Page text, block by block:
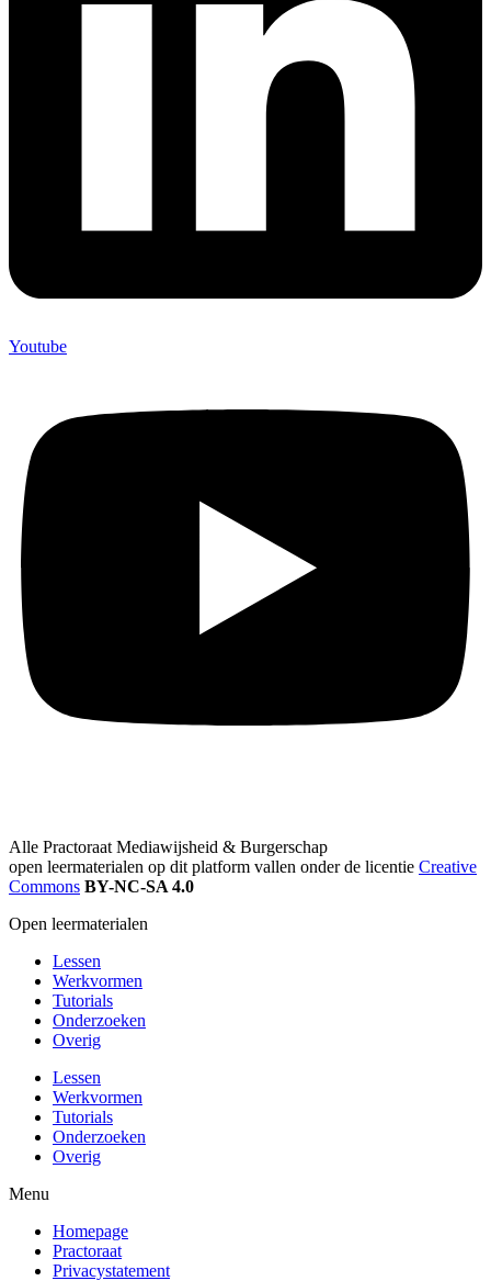
Youtube
Alle Practoraat Mediawijsheid & Burgerschap
open leermaterialen op dit platform vallen onder de licentie Creative
Commons BY-NC-SA 4.0
Open leermaterialen
Lessen
Werkvormen
Tutorials
Onderzoeken
Overig
Lessen
Werkvormen
Tutorials
Onderzoeken
Overig
Menu
Homepage
Practoraat
Privacystatement